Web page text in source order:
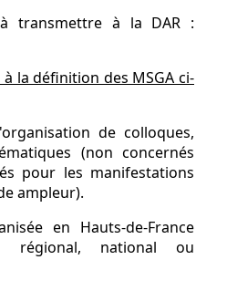
transmettre à la DAR :
la définition des MSGA ci-
de colloques,
(non concernés
pour les manifestations
ampleur).
en Hauts-de-France
régional, national ou